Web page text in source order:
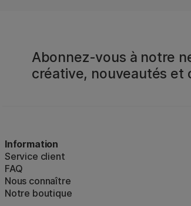
Abonnez-vous à notre
créative, nouveautés et
Information
Service client
FAQ
Nous connaître
Notre boutique